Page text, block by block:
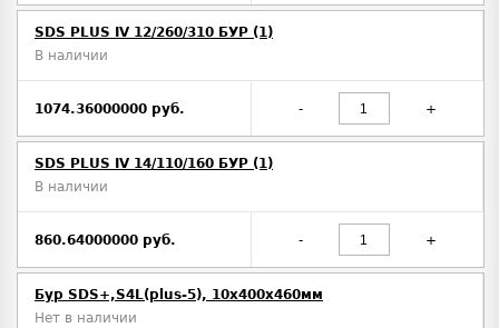
SDS PLUS IV 12/260/310 БУР (1)
В наличии
1074.36000000 руб. - +
SDS PLUS IV 14/110/160 БУР (1)
В наличии
860.64000000 руб. - +
Бур SDS+,S4L(plus-5), 10х400x460мм
Нет в наличии